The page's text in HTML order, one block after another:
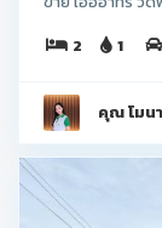
2
1
คุณ โมน